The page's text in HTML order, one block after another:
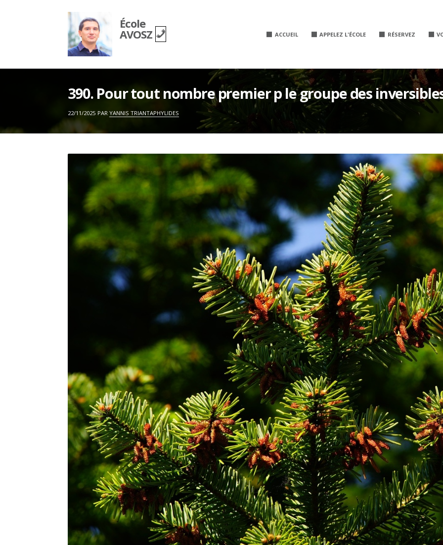
École
AVOSZ ACCUEIL APPELEZ L'ÉCOLE RÉSERVEZ
390. Pour tout nombre premier p le groupe des
ON
22/11/2025 PAR YANNIS TRIANTAPHYLIDES